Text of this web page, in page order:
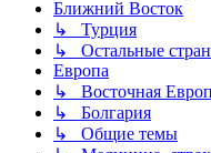
Ближний Восток
↳ Турция
↳ Остальные
Европа
↳ Восточная
↳ Болгария
↳ Общие темы